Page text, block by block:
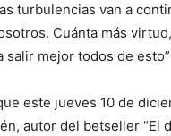
turbulencias van a
Cuánta más
salir mejor todos de
este jueves 10 de
autor del betseller “El